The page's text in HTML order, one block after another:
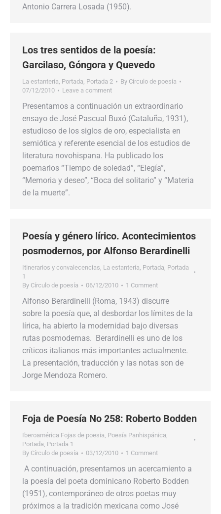
Antonio Carrera Losada (1950).
Los tres sentidos de la poesía:
Garcilaso, Góngora y Quevedo
La estantería, Portada, Portada 2 By Círculo de poesía
07/12/2010
Leave a comment
Presentamos a continuación un extraordinario
ensayo de José Pascual Buxó (Cataluña, 1931),
estudioso de los siglos de oro, especialista en
semiótica y referente esencial de los estudios de
literatura novohispana. Ha publicado los
poemarios “Tiempo de soledad”, “Elegía”,
“Memoria y deseo”, “Boca del solitario” y “Materia
de la muerte”.
Poesía y género lírico. Acontecimientos
posmodernos, por Alfonso Berardinelli
Itinerarios y convalecencias, La estantería, Portada, Portada
1
By Círculo de poesía 06/12/2010 1 Comment
Alfonso Berardinelli (Roma, 1943) discurre
sobre la poesía que, al desbordar los límites de la
lírica, ha abierto la modernidad bajo diversas
rutas posmodernas. Berardinelli es uno de los
críticos italianos más importantes actualmente.
La presentación, traducción y las notas son de
Jorge Mendoza Romero.
Foja de Poesía No 258: Roberto Bodden
Iberoamérica Fojas de poesia, Poesía Panhispánica,
Portada, Portada 1
By Círculo de poesía 03/12/2010 1 Comment
A continuación, presentamos un acercamiento a
la poesía del poeta dominicano Roberto Bodden
(1951), contemporáneo de otros poetas muy
próximos a la tradición mexicana como José